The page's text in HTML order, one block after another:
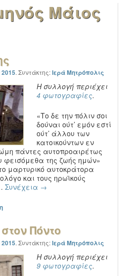
Μάιος
.Συντάκτης:Ιερά Μητρόπολις
Η συλλογή περιέχει
4 φωτογραφίες.
«Το δε την πόλιν σοι
δούναι ούτ’ εμόν εστί
ούτ’ άλλου των
κατοικούντων εν
πάντες αυτοπροαιρέτως
φεισόμεθα της ζωής ημών»
μαρτυρικό αυτοκράτορα
και τους ηρωϊκούς
Συνέχεια →
Πόντο
.Συντάκτης:Ιερά Μητρόπολις
Η συλλογή περιέχει
9 φωτογραφίες.